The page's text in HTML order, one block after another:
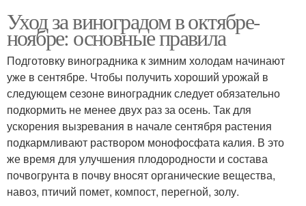
Уход за виноградом в октябре-
ноябре: основные правила
Подготовку виноградника к зимним холодам начинают
уже в сентябре. Чтобы получить хороший урожай в
следующем сезоне виноградник следует обязательно
подкормить не менее двух раз за осень. Так для
ускорения вызревания в начале сентября растения
подкармливают раствором монофосфата калия. В это
же время для улучшения плодородности и состава
почвогрунта в почву вносят органические вещества,
навоз, птичий помет, компост, перегной, золу.